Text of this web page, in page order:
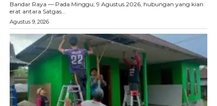
Bandar Raya — Pada Minggu, 9 Agustus 2026, hubungan yang kian
erat antara Satgas...
Agustus 9, 2026